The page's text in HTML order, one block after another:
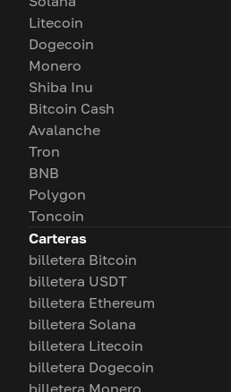
Litecoin
Dogecoin
Monero
Shiba Inu
Bitcoin Cash
Avalanche
Tron
BNB
Polygon
Toncoin
Carteras
billetera Bitcoin
billetera USDT
billetera Ethereum
billetera Solana
billetera Litecoin
billetera Dogecoin